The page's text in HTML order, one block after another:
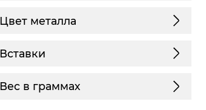
Цвет металла
Вставки
Вес в граммах